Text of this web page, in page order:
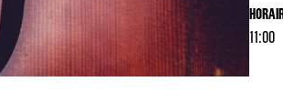
11:00